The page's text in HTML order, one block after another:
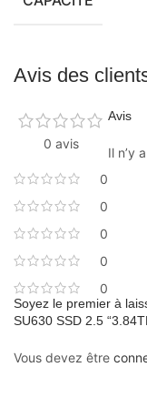
Avis des
0 avis
0
0
0
0
0
Avis
Il n’y
Soyez le premier à
SU630 SSD 2.5
Vous devez être